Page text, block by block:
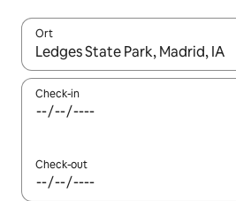
Ort
Wenn Ergebnisse verfügbar sind,
Check-in
Check-out